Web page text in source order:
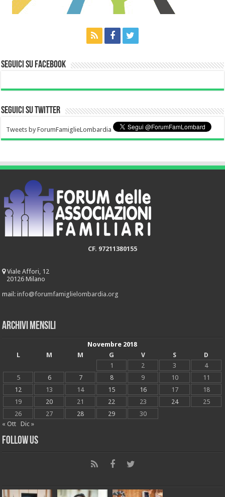
Seguici su Facebook
Seguici su Twitter
Tweets by ForumFamiglieLombardia
CF. 97211380155
Viale Affori, 12
20126 Milano
mail:info@forumfamiglielombardia.org
Archivi mensili
Novembre 2018
L
M M G V S
D
1
2 3
4
5
6 7 8 9 10
11
12
13 14 15 16 17
18
19
20 21 22 23 24
25
26
27 28 29
30
« Ott
Dic »
Follow Us